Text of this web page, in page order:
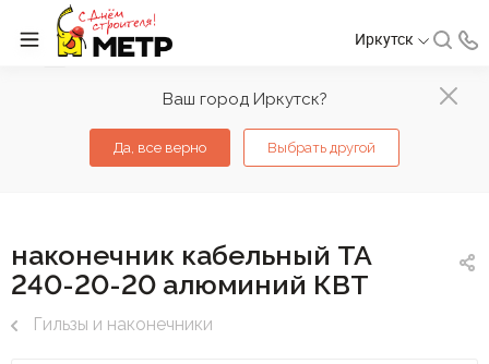
Ваш город Иркутск?
Да, все верно Выбрать другой
Иркутск
наконечник кабельный ТА
240-20-20 алюминий КВТ
Гильзы и наконечники